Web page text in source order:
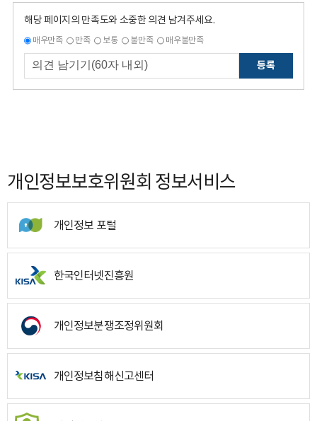
해당 페이지의 만족도와 소중한 의견 남겨주세요.
매우만족 만족 보통 불만족 매우불만족
등록
개인정보보호위원회 정보서비스
개인정보 포털
한국인터넷진흥원
개인정보분쟁조정위원회
개인정보침해신고센터